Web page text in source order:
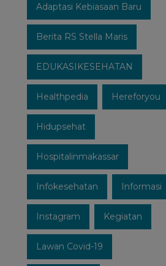
Adaptasi Kebiasaan Baru
Berita RS Stella Maris
EDUKASIKESEHATAN
Healthpedia Hereforyou
Hidupsehat
Hospitalinmakassar
Infokesehatan Informasi
Instagram Kegiatan
Lawan Covid-19